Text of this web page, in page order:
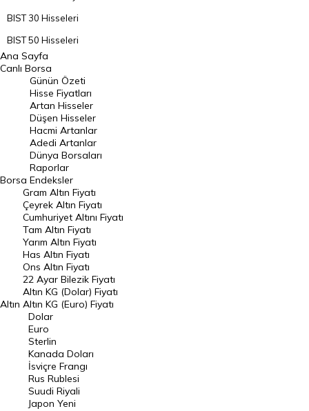
BIST 30 Hisseleri
BIST 50 Hisseleri
BIST 100 Hisseleri
En Çok Artan Hisseler
En Çok Düşen Hisseler
Hacmi Artanlar
Geçmiş Kapanışlar
Dünya Borsaları
Raporlar
Endeksler
DÖVİZ
Döviz Kuru
Dolar Kuru
Euro Kuru
Pound Kuru
Frank Kuru
Riyal Kuru
Avustralya Doları
Ana Sayfa
Canlı Borsa
Borsa
Günün Özeti
Hisse Fiyatları
Artan Hisseler
Düşen Hisseler
Hacmi Artanlar
Adedi Artanlar
Dünya Borsaları
Raporlar
Endeksler
Altın
Gram Altın Fiyatı
Çeyrek Altın Fiyatı
Cumhuriyet Altını Fiyatı
Tam Altın Fiyatı
Yarım Altın Fiyatı
Has Altın Fiyatı
Ons Altın Fiyatı
22 Ayar Bilezik Fiyatı
Altın KG (Dolar) Fiyatı
Altın KG (Euro) Fiyatı
Dolar
Euro
Sterlin
Kanada Doları
İsviçre Frangı
Rus Rublesi
Suudi Riyali
Japon Yeni